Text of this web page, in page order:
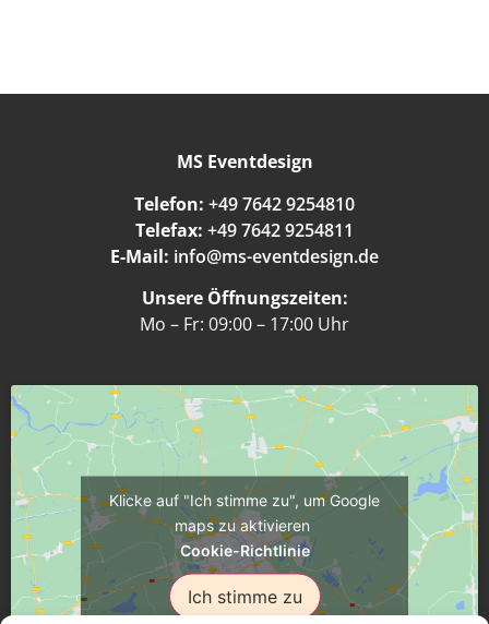
MS Eventdesign
Telefon: +49 7642 9254810
Telefax: +49 7642 9254811
E-Mail: info@ms-eventdesign.de
Unsere Öffnungszeiten:
Mo – Fr: 09:00 – 17:00 Uhr
Klicke auf "Ich stimme zu", um Google
maps zu aktivieren
Cookie-Richtlinie
Ich stimme zu